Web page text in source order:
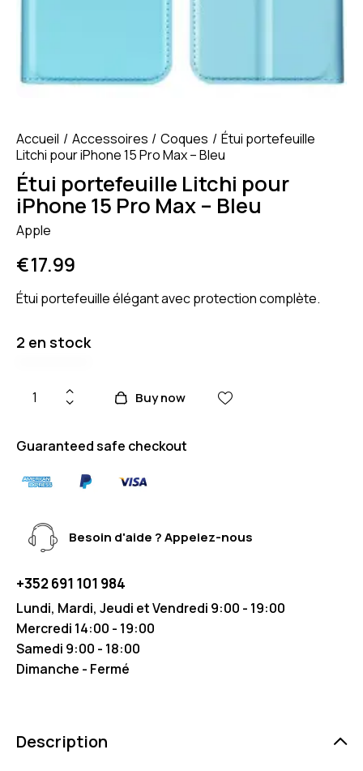
Accueil Accessoires Coques
Étui portefeuille
Litchi pour iPhone 15 Pro Max – Bleu
Étui portefeuille Litchi pour
iPhone 15 Pro Max – Bleu
Apple
€17.99
Étui portefeuille élégant avec protection complète.
2 en stock
Buy now
Guaranteed safe checkout
Besoin d'aide ? Appelez-nous
+352 691 101 984
Lundi, Mardi, Jeudi et Vendredi 9:00 - 19:00
Mercredi 14:00 - 19:00
Samedi 9:00 - 18:00
Dimanche - Fermé
Description